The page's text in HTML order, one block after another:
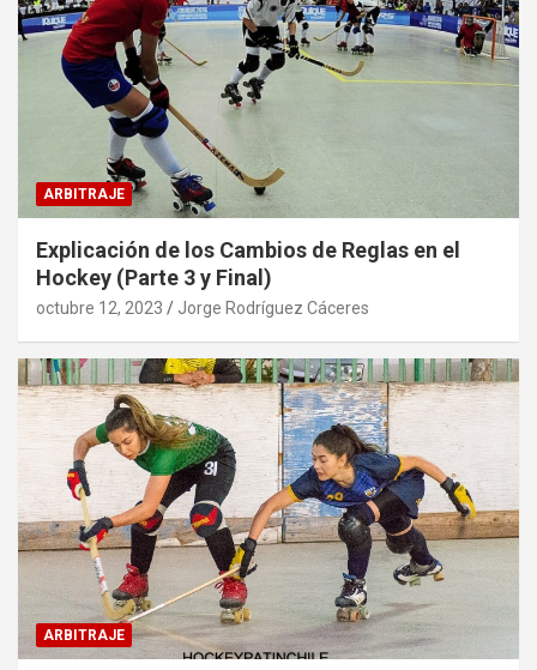
ARBITRAJE
Explicación de los Cambios de Reglas en el
Hockey (Parte 3 y Final)
octubre 12, 2023 Jorge Rodríguez Cáceres
ARBITRAJE